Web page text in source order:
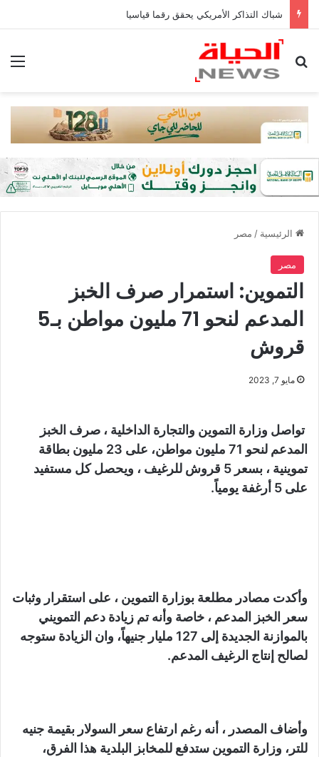
شباك التذاكر الأمريكي يحقق رقما قياسيا
بحث عن
الرئيسية / مصر
مصر
التموين: استمرار صرف الخبز
المدعم لنحو 71 مليون مواطن بـ5
قروش
مايو 7, 2023
تواصل وزارة التموين والتجارة الداخلية ، صرف الخبز
المدعم لنحو 71 مليون مواطن، على 23 مليون بطاقة
تموينية ، بسعر 5 قروش للرغيف ، ويحصل كل مستفيد
على 5 أرغفة يومياً.
وأكدت مصادر مطلعة بوزارة التموين ، على استقرار وثبات
سعر الخبز المدعم ، خاصة وأنه تم زيادة دعم التمويني
بالموازنة الجديدة إلى 127 مليار جنيهاً، وان الزيادة ستوجه
لصالح إنتاج الرغيف المدعم.
وأضاف المصدر ، أنه رغم ارتفاع سعر السولار بقيمة جنيه
للتر، وزارة التموين ستدفع للمخابز البلدية هذا الفرق،